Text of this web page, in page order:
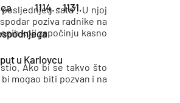
1114. - 1131.
u Karlovcu
sata“. U njoj
poziva radnike na
koji započinju kasno
Ako bi se takvo što
mogao biti pozvan i na